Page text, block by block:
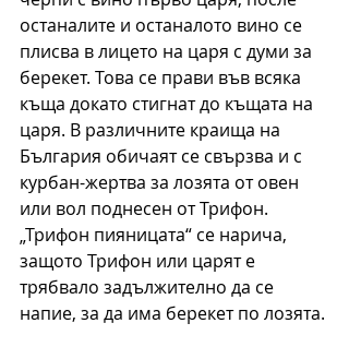
останалите и останалото вино се
плисва в лицето на царя с думи за
берекет. Това се прави във всяка
къща докато стигнат до къщата на
царя. В различните краища на
България обичаят се свързва и с
курбан-жертва за лозята от овен
или вол поднесен от Трифон.
„Трифон пияницата“ се нарича,
защото Трифон или царят е
трябвало задължително да се
напие, за да има берекет по лозята.